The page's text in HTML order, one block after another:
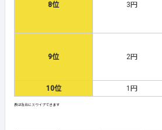
8位 3円
9位 2円
10位
1円